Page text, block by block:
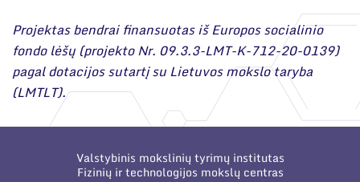
Projektas bendrai finansuotas iš Europos socialinio
fondo lėšų (projekto Nr. 09.3.3-LMT-K-712-20-0139)
pagal dotacijos sutartį su Lietuvos mokslo taryba
(LMTLT).
Valstybinis mokslinių tyrimų institutas
Fizinių ir technologijos mokslų centras